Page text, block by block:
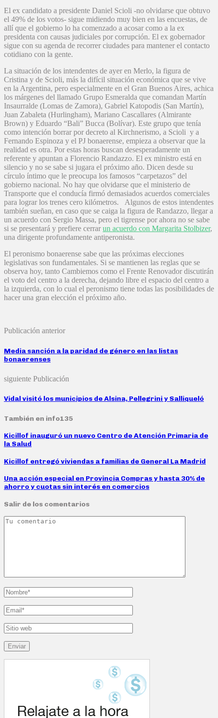
El ex candidato a presidente Daniel Scioli -no olvidarse que obtuvo
el 49% de los votos- sigue midiendo muy bien en las encuestas, de
allí que el gobierno lo ha comenzado a acosar como a la ex
presidenta con causas judiciales por corrupción. El ex gobernador
sigue con su agenda de recorrer ciudades para mantener el contacto
cotidiano con la gente.
La situación de los intendentes de ayer en Merlo, la figura de
Cristina y de Scioli, más la difícil situación económica que se vive
en la Argentina, pero especialmente en el Gran Buenos Aires, achica
los márgenes del llamado Grupo Esmeralda que comandan Martín
Insaurralde (Lomas de Zamora), Gabriel Katopodis (San Martín),
Juan Zabaleta (Hurlingham), Mariano Cascallares (Almirante
Brown) y Eduardo “Bali” Bucca (Bolívar). Este grupo que tenía
como intención borrar por decreto al Kirchnerismo, a Scioli y a
Fernando Espinoza y el PJ bonaerense, empieza a observar que la
realidad es otra. Por estas horas buscan desesperadamente un
referente y apuntan a Florencio Randazzo. El ex ministro está en
silencio y no se sabe si jugara el próximo año. Dicen desde su
círculo íntimo que le preocupa los famosos “carpetazos” del
gobierno nacional. No hay que olvidarse que el ministerio de
Transporte que el conducía firmó demasiados acuerdos comerciales
para lograr los trenes cero kilómetros. Algunos de estos intendentes
también sueñan, en caso que se caiga la figura de Randazzo, llegar a
un acuerdo con Sergio Massa, pero el tigrense por ahora no se sabe
si se presentará y prefiere cerrar un acuerdo con Margarita Stolbizer,
una dirigente profundamente antiperonista.
El peronismo bonaerense sabe que las próximas elecciones
legislativas son fundamentales. Si se mantienen las reglas que se
observa hoy, tanto Cambiemos como el Frente Renovador discutirán
el voto del centro a la derecha, dejando libre el espacio del centro a
la izquierda, con lo cual el peronismo tiene todas las posibilidades de
hacer una gran elección el próximo año.
Publicación anterior
Media sanción a la paridad de género en las listas
bonaerenses
siguiente Publicación
Vidal visitó los municipios de Alsina, Pellegrini y Salliqueló
También en info135
Kicillof inauguró un nuevo Centro de Atención Primaria de
la Salud
Kicillof entregó viviendas a familias de General La Madrid
Una acción especial en Provincia Compras y hasta 30% de
ahorro y cuotas sin interés en comercios
Salir de los comentarios